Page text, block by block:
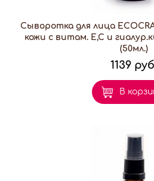
Сыворотка для лица
кожи с витам. Е,С и
(50мл.)
1139
В